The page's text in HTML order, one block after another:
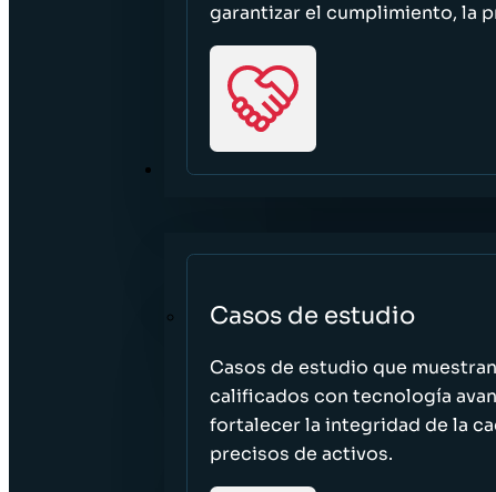
garantizar el cumplimiento, la
RECURSOS
Casos de estudio
Casos de estudio que
calificados con tecnología
fortalecer la integridad de la
precisos de activos.